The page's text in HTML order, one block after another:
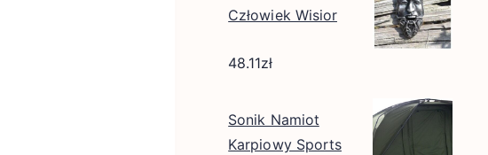
Człowiek Wisior
48.11zł
Sonik Namiot
Karpiowy Sports